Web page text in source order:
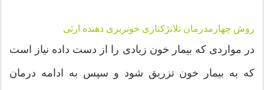
روش چهارمدرمان تلانژکتازی خونریزی دهنده ارثی
در مواردی که بیمار خون زیادی را از دست داده نیاز است
که به بیمار خون تزریق شود و سپس به ادامه درمان